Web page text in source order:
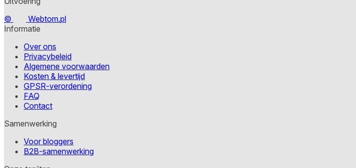
©
Webtom.pl
Informatie
Over ons
Privacybeleid
Algemene voorwaarden
Kosten & levertijd
GPSR-verordening
FAQ
Contact
Samenwerking
Voor bloggers
B2B-samenwerking